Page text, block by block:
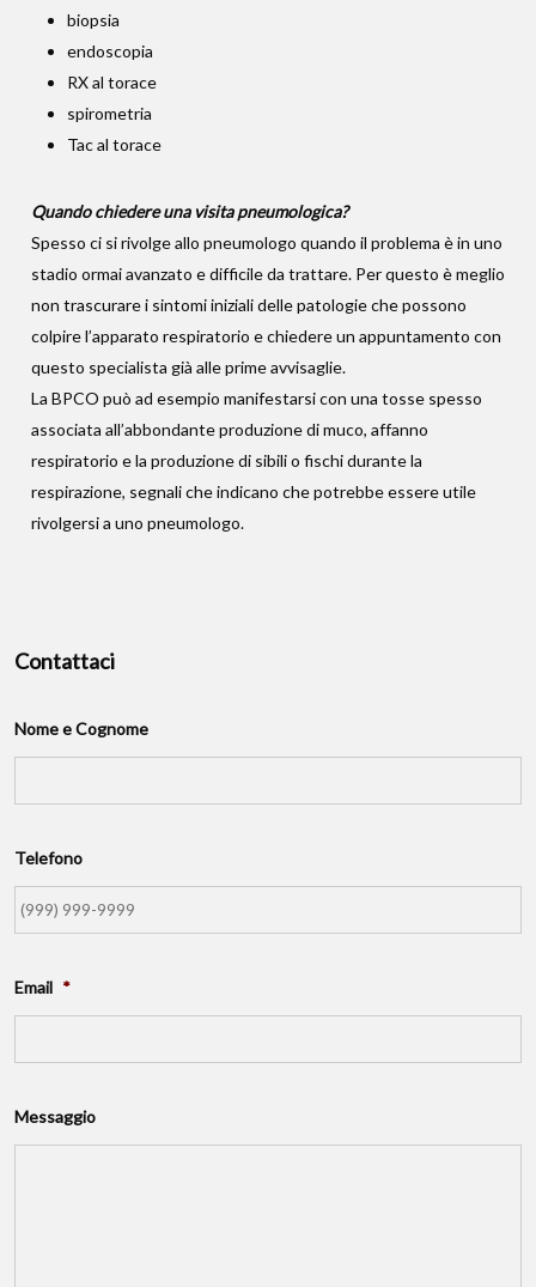
biopsia
endoscopia
RX al torace
spirometria
Tac al torace
Quando chiedere una visita pneumologica?
Spesso ci si rivolge allo pneumologo quando il problema è in uno
stadio ormai avanzato e difficile da trattare. Per questo è meglio
non trascurare i sintomi iniziali delle patologie che possono
colpire l’apparato respiratorio e chiedere un appuntamento con
questo specialista già alle prime avvisaglie.
La BPCO può ad esempio manifestarsi con una tosse spesso
associata all’abbondante produzione di muco, affanno
respiratorio e la produzione di sibili o fischi durante la
respirazione, segnali che indicano che potrebbe essere utile
rivolgersi a uno pneumologo.
Contattaci
Nome e Cognome
Telefono
Email *
Messaggio